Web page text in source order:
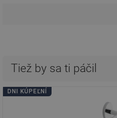
Tiež by sa ti páčil
DNI KÚPEĽNÍ